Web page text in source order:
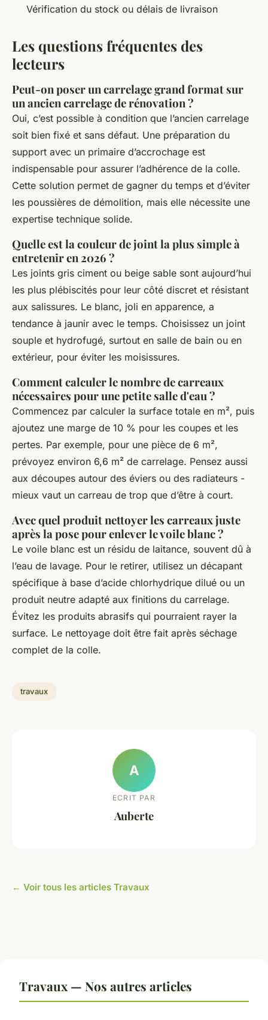
Vérification du stock ou délais de livraison
Les questions fréquentes des
lecteurs
Peut-on poser un carrelage grand format sur
un ancien carrelage de rénovation ?
Oui, c’est possible à condition que l’ancien carrelage
soit bien fixé et sans défaut. Une préparation du
support avec un primaire d’accrochage est
indispensable pour assurer l’adhérence de la colle.
Cette solution permet de gagner du temps et d’éviter
les poussières de démolition, mais elle nécessite une
expertise technique solide.
Quelle est la couleur de joint la plus simple à
entretenir en 2026 ?
Les joints gris ciment ou beige sable sont aujourd’hui
les plus plébiscités pour leur côté discret et résistant
aux salissures. Le blanc, joli en apparence, a
tendance à jaunir avec le temps. Choisissez un joint
souple et hydrofugé, surtout en salle de bain ou en
extérieur, pour éviter les moisissures.
Comment calculer le nombre de carreaux
nécessaires pour une petite salle d'eau ?
Commencez par calculer la surface totale en m², puis
ajoutez une marge de 10 % pour les coupes et les
pertes. Par exemple, pour une pièce de 6 m²,
prévoyez environ 6,6 m² de carrelage. Pensez aussi
aux découpes autour des éviers ou des radiateurs -
mieux vaut un carreau de trop que d’être à court.
Avec quel produit nettoyer les carreaux juste
après la pose pour enlever le voile blanc ?
Le voile blanc est un résidu de laitance, souvent dû à
l’eau de lavage. Pour le retirer, utilisez un décapant
spécifique à base d’acide chlorhydrique dilué ou un
produit neutre adapté aux finitions du carrelage.
Évitez les produits abrasifs qui pourraient rayer la
surface. Le nettoyage doit être fait après séchage
complet de la colle.
travaux
A
ECRIT PAR
Auberte
← Voir tous les articles Travaux
Travaux — Nos autres articles